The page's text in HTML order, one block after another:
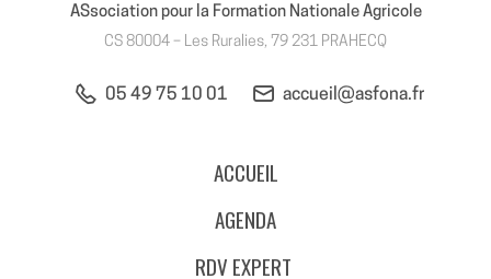
ASsociation pour la Formation Nationale Agricole
CS 80004 – Les Ruralies, 79 231 PRAHECQ
05 49 75 10 01 accueil@asfona.fr
ACCUEIL
AGENDA
RDV EXPERT